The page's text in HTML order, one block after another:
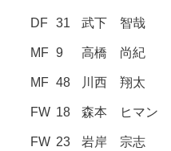
DF 31 武下 智哉
MF 9 高橋 尚紀
MF 48 川西 翔太
FW 18 森本 ヒマン
FW 23 岩岸 宗志